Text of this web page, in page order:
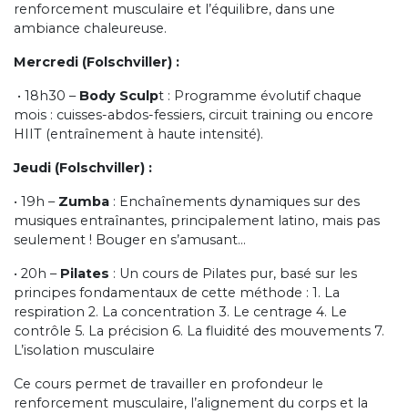
renforcement musculaire et l’équilibre, dans une
ambiance chaleureuse.
Mercredi (Folschviller) :
• 18h30 – Body Sculpt : Programme évolutif chaque
mois : cuisses-abdos-fessiers, circuit training ou encore
HIIT (entraînement à haute intensité).
Jeudi (Folschviller) :
• 19h – Zumba : Enchaînements dynamiques sur des
musiques entraînantes, principalement latino, mais pas
seulement ! Bouger en s’amusant…
• 20h – Pilates : Un cours de Pilates pur, basé sur les
principes fondamentaux de cette méthode : 1. La
respiration 2. La concentration 3. Le centrage 4. Le
contrôle 5. La précision 6. La fluidité des mouvements 7.
L’isolation musculaire
Ce cours permet de travailler en profondeur le
renforcement musculaire, l’alignement du corps et la